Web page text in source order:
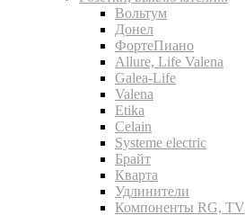
Вольтум
Донел
ФортеПиано
Allure, Life Valena
Galea-Life
Valena
Etika
Celain
Systeme electric
Брайт
Кварта
Удлинители
Компоненты RG, TV